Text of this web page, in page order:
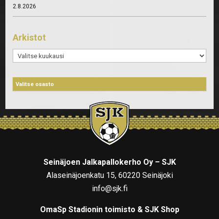
2.8.2026
Arkistot
Arkistot
Seinäjoen Jalkapallokerho Oy – SJK
Alaseinäjoenkatu 15, 60220 Seinäjoki
info@sjk.fi
OmaSp Stadionin toimisto & SJK Shop